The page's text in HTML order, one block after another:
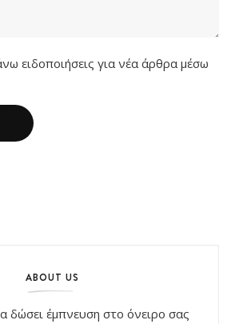
ειδοποιήσεις για νέα άρθρα μέσω
ABOUT US
δώσει έμπνευση στο όνειρο σας